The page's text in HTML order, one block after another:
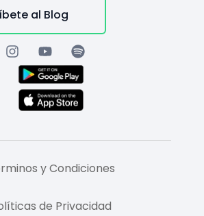
al Blog
y Condiciones
de Privacidad